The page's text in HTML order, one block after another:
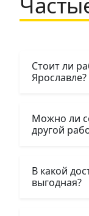
Стоит ли
Ярославле?
Можно ли
другой
В какой
выгодная?